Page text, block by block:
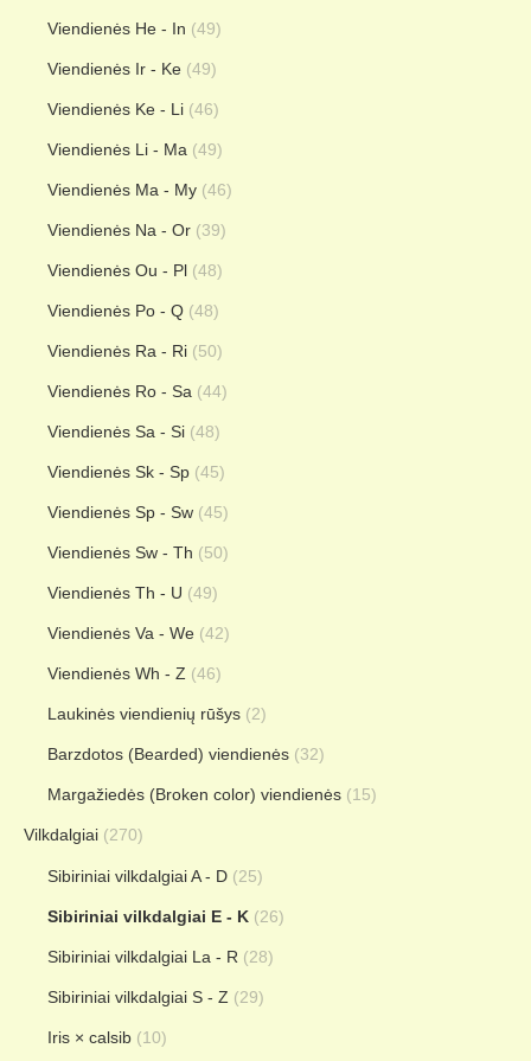
Viendienės He - In (49)
Viendienės Ir - Ke (49)
Viendienės Ke - Li (46)
Viendienės Li - Ma (49)
Viendienės Ma - My (46)
Viendienės Na - Or (39)
Viendienės Ou - Pl (48)
Viendienės Po - Q (48)
Viendienės Ra - Ri (50)
Viendienės Ro - Sa (44)
Viendienės Sa - Si (48)
Viendienės Sk - Sp (45)
Viendienės Sp - Sw (45)
Viendienės Sw - Th (50)
Viendienės Th - U (49)
Viendienės Va - We (42)
Viendienės Wh - Z (46)
Laukinės viendienių rūšys (2)
Barzdotos (Bearded) viendienės (32)
Margažiedės (Broken color) viendienės (15)
Vilkdalgiai (270)
Sibiriniai vilkdalgiai A - D (25)
Sibiriniai vilkdalgiai E - K (26)
Sibiriniai vilkdalgiai La - R (28)
Sibiriniai vilkdalgiai S - Z (29)
Iris × calsib (10)